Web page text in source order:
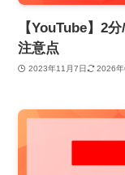
【YouTube】2
注意点
2023年11月7日 2026年